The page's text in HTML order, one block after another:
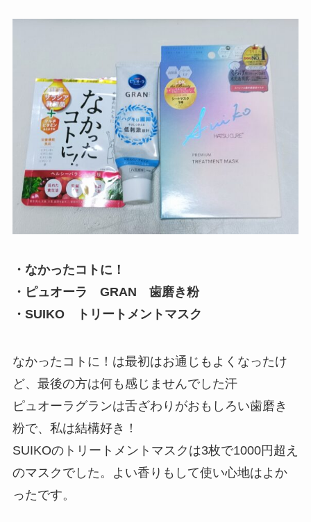
・なかったコトに！
・ピュオーラ GRAN 歯磨き粉
・SUIKO トリートメントマスク
なかったコトに！は最初はお通じもよくなったけ
ど、最後の方は何も感じませんでした汗
ピュオーラグランは舌ざわりがおもしろい歯磨き
粉で、私は結構好き！
SUIKOのトリートメントマスクは3枚で1000円超え
のマスクでした。よい香りもして使い心地はよか
ったです。